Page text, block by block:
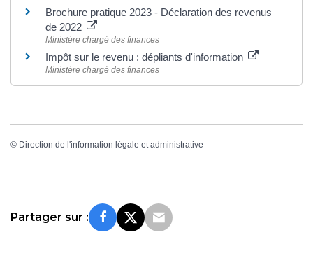
Brochure pratique 2023 - Déclaration des revenus
de 2022
Ministère chargé des finances
Impôt sur le revenu : dépliants d'information
Ministère chargé des finances
© Direction de l'information légale et administrative
Partager sur :